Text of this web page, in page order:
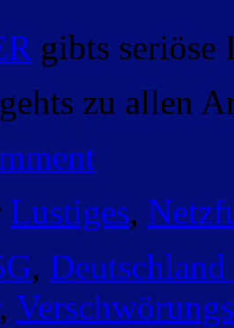
gibts
gehts zu allen
Lustiges,
,
,